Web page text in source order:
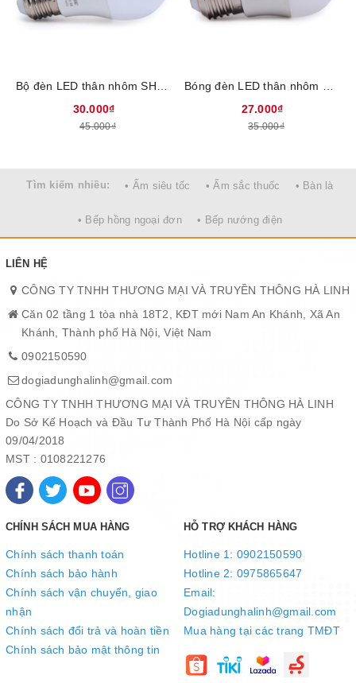
Bóng đèn LED 30W sử dụng chip LED chất lượng cao cho hiệu
ra môi trường.
Đui xoáy E27 dễ sử dụng, phù hợp với đa số thiết kế đui đèn tại
Việt Nam hiện nay.
30.000₫
45.000₫
27.000₫
35.000₫
Tìm kiếm nhiều: • Ấm siêu tốc • Ấm sắc thuốc • Bàn là
• Bếp hồng ngoại đơn • Bếp nướng điện
LIÊN HỆ
CÔNG TY TNHH THƯƠNG MẠI VÀ TRUYỀN THÔNG HÀ LINH
Căn 02 tầng 1 tòa nhà 18T2, KĐT mới Nam An Khánh, Xã An
Khánh, Thành phố Hà Nội, Việt Nam
0902150590
dogiadunghalinh@gmail.com
CÔNG TY TNHH THƯƠNG MẠI VÀ TRUYỀN THÔNG HÀ LINH
Do Sở Kế Hoạch và Đầu Tư Thành Phố Hà Nội cấp ngày
09/04/2018
MST : 0108221276
CHÍNH SÁCH MUA HÀNG
Chính sách thanh toán
Chính sách bảo hành
Chính sách vận chuyển, giao
nhận
Chính sách đổi trả và hoàn tiền
Chính sách bảo mật thông tin
HỖ TRỢ KHÁCH HÀNG
Hotline 1: 0902150590
Hotline 2: 0975865647
Email:
Dogiadunghalinh@gmail.com
Mua hàng tại các trang TMĐT